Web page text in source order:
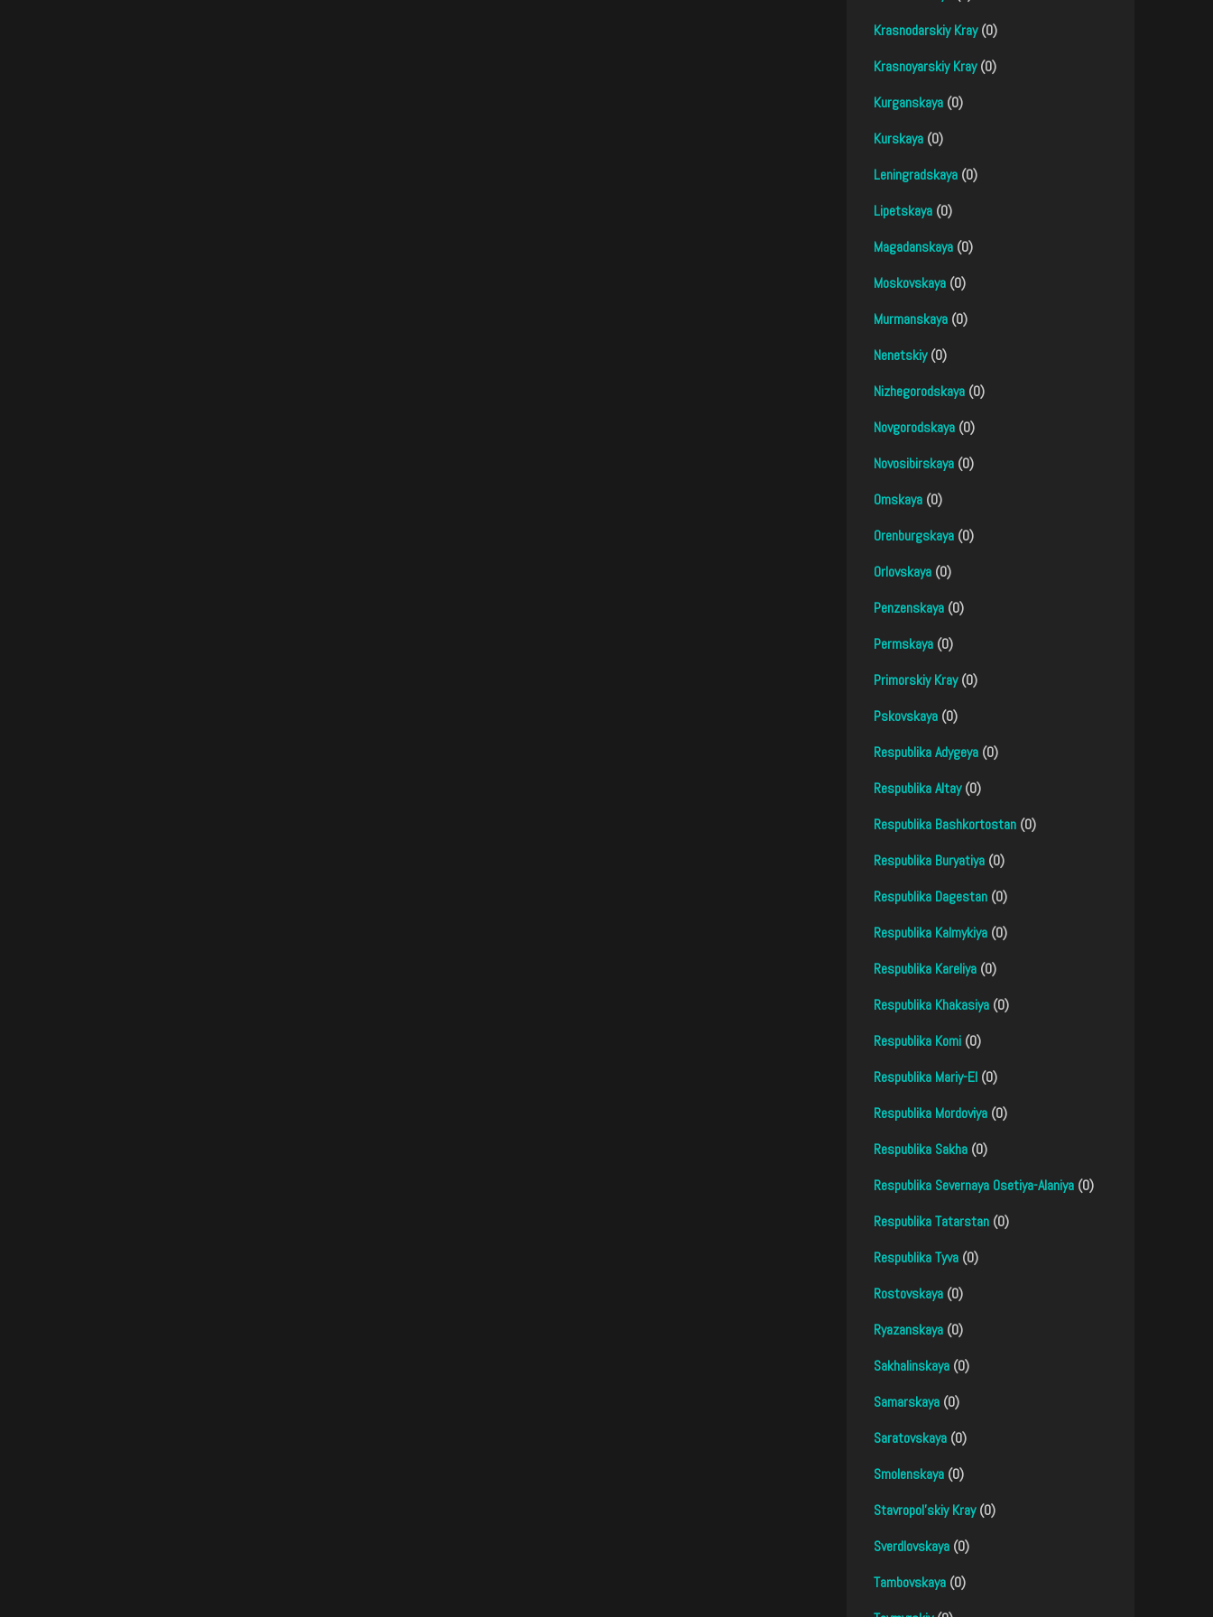
Krasnodarskiy Kray(0)
Krasnoyarskiy Kray(0)
Kurganskaya (0)
Kurskaya (0)
Leningradskaya (0)
Lipetskaya (0)
Magadanskaya (0)
Moskovskaya (0)
Murmanskaya (0)
Nenetskiy(0)
Nizhegorodskaya (0)
Novgorodskaya (0)
Novosibirskaya (0)
Omskaya (0)
Orenburgskaya (0)
Orlovskaya (0)
Penzenskaya (0)
Permskaya (0)
Primorskiy Kray(0)
Pskovskaya (0)
Respublika Adygeya (0)
Respublika Altay(0)
Respublika Bashkortostan (0)
Respublika Buryatiya (0)
Respublika Dagestan (0)
Respublika Kalmykiya (0)
Respublika Kareliya (0)
Respublika Khakasiya (0)
Respublika Komi (0)
Respublika Mariy-El (0)
Respublika Mordoviya (0)
Respublika Sakha (0)
Respublika Severnaya Osetiya-Alaniya (0)
Respublika Tatarstan (0)
Respublika Tyva (0)
Rostovskaya (0)
Ryazanskaya (0)
Sakhalinskaya (0)
Samarskaya (0)
Saratovskaya (0)
Smolenskaya (0)
Stavropol'skiy Kray(0)
Sverdlovskaya (0)
Tambovskaya (0)